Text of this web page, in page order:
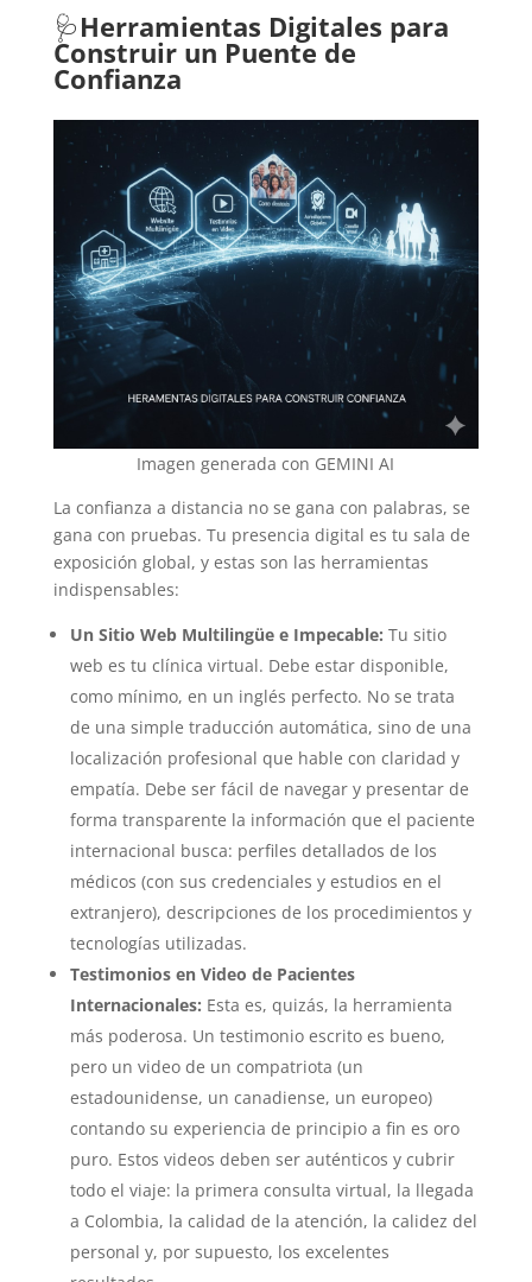
🩺Herramientas Digitales para
Construir un Puente de
Confianza
Imagen generada con GEMINI AI
La confianza a distancia no se gana con palabras, se
gana con pruebas. Tu presencia digital es tu sala de
exposición global, y estas son las herramientas
indispensables:
Un Sitio Web Multilingüe e Impecable: Tu sitio
web es tu clínica virtual. Debe estar disponible,
como mínimo, en un inglés perfecto. No se trata
de una simple traducción automática, sino de una
localización profesional que hable con claridad y
empatía. Debe ser fácil de navegar y presentar de
forma transparente la información que el paciente
internacional busca: perfiles detallados de los
médicos (con sus credenciales y estudios en el
extranjero), descripciones de los procedimientos y
tecnologías utilizadas.
Testimonios en Video de Pacientes
Internacionales: Esta es, quizás, la herramienta
más poderosa. Un testimonio escrito es bueno,
pero un video de un compatriota (un
estadounidense, un canadiense, un europeo)
contando su experiencia de principio a fin es oro
puro. Estos videos deben ser auténticos y cubrir
todo el viaje: la primera consulta virtual, la llegada
a Colombia, la calidad de la atención, la calidez del
personal y, por supuesto, los excelentes